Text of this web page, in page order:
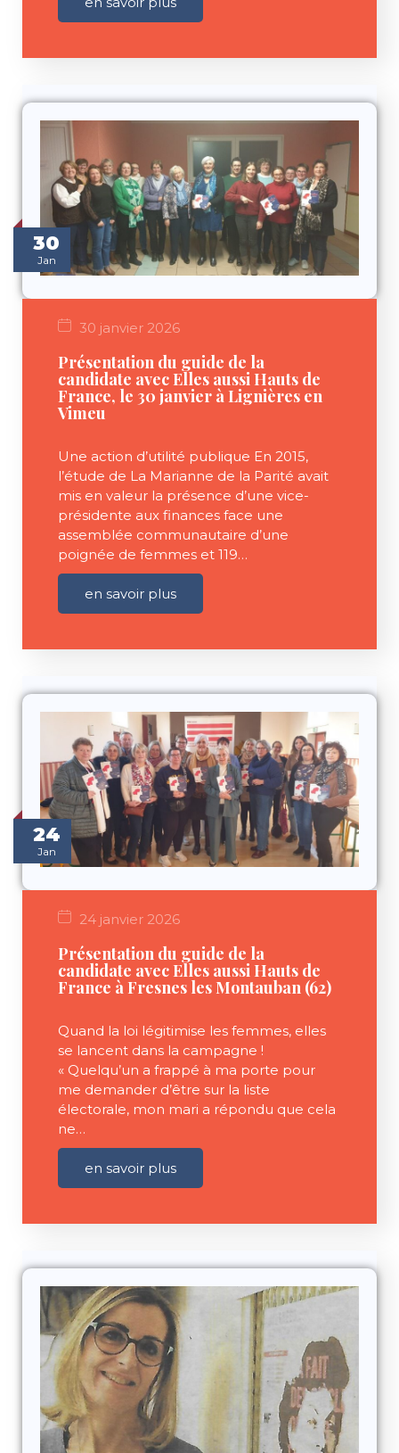
30
Jan
30 janvier 2026
Présentation du guide de la
candidate avec Elles aussi Hauts de
France, le 30 janvier à Lignières en
Vimeu
Une action d’utilité publique En 2015,
l’étude de La Marianne de la Parité avait
mis en valeur la présence d’une vice-
présidente aux finances face une
assemblée communautaire d’une
poignée de femmes et 119…
en savoir plus
24
Jan
24 janvier 2026
Présentation du guide de la
candidate avec Elles aussi Hauts de
France à Fresnes les Montauban (62)
Quand la loi légitimise les femmes, elles
se lancent dans la campagne !
« Quelqu’un a frappé à ma porte pour
me demander d’être sur la liste
électorale, mon mari a répondu que cela
ne…
en savoir plus